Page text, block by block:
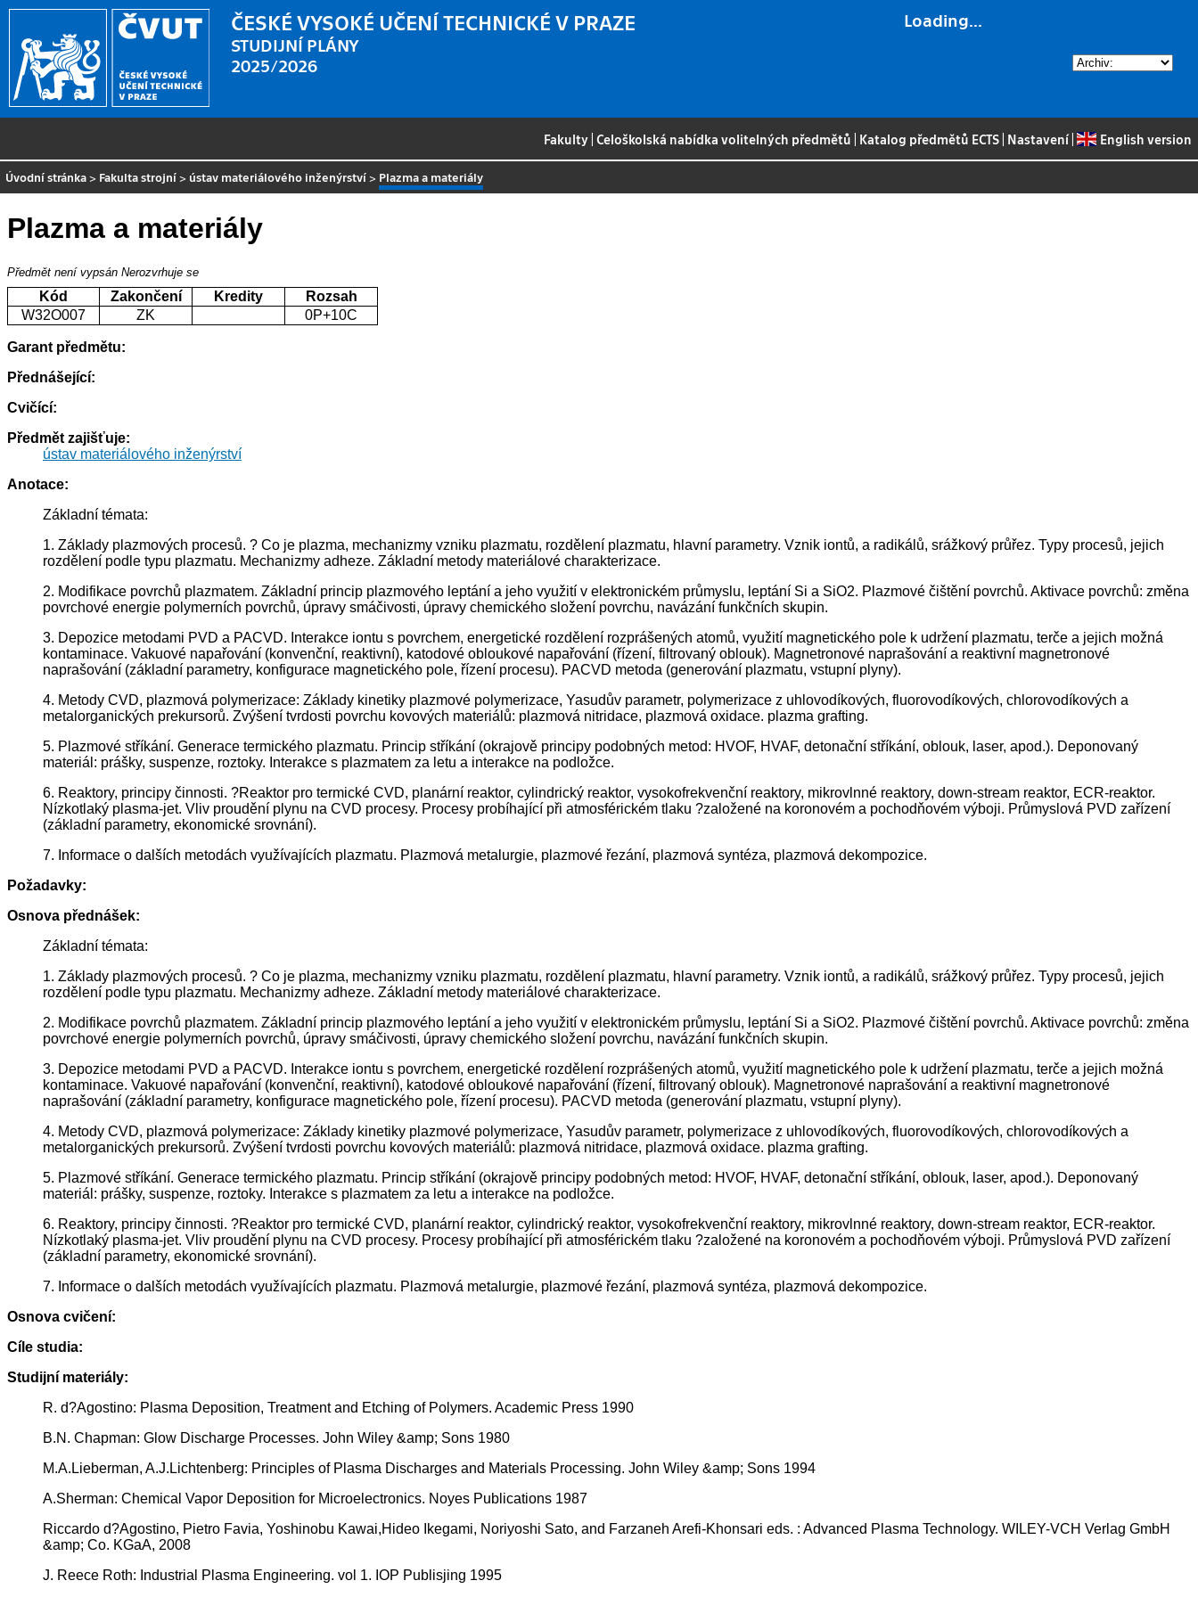
Loading...
ČESKÉ VYSOKÉ UČENÍ TECHNICKÉ V PRAZE
STUDIJNÍ PLÁNY
2025/2026
Fakulty |Celoškolská nabídka volitelných předmětů Katalog předmětů ECTS Nastavení| English version
Úvodní stránka > Fakulta strojní > ústav materiálového inženýrství > Plazma a materiály
Plazma a materiály
Předmět není vypsán Nerozvrhuje se
Kód Zakončení Kredity
Rozsah
W32O007
ZK 0P+10C
Garant předmětu:
Přednášející:
Cvičící:
Předmět zajišťuje:
ústav materiálového inženýrství
Anotace:
Základní témata:
1. Základy plazmových procesů. ? Co je plazma, mechanizmy vzniku plazmatu, rozdělení plazmatu, hlavní parametry. Vznik iontů, a radikálů, srážkový průřez. Typy procesů, jejich
rozdělení podle typu plazmatu. Mechanizmy adheze. Základní metody materiálové charakterizace.
2. Modifikace povrchů plazmatem. Základní princip plazmového leptání a jeho využití v elektronickém průmyslu, leptání Si a SiO2. Plazmové čištění povrchů. Aktivace povrchů: změna
povrchové energie polymerních povrchů, úpravy smáčivosti, úpravy chemického složení povrchu, navázání funkčních skupin.
3. Depozice metodami PVD a PACVD. Interakce iontu s povrchem, energetické rozdělení rozprášených atomů, využití magnetického pole k udržení plazmatu, terče a jejich možná
kontaminace. Vakuové napařování (konvenční, reaktivní), katodové obloukové napařování (řízení, filtrovaný oblouk). Magnetronové naprašování a reaktivní magnetronové
naprašování (základní parametry, konfigurace magnetického pole, řízení procesu). PACVD metoda (generování plazmatu, vstupní plyny).
4. Metody CVD, plazmová polymerizace: Základy kinetiky plazmové polymerizace, Yasudův parametr, polymerizace z uhlovodíkových, fluorovodíkových, chlorovodíkových a
metalorganických prekursorů. Zvýšení tvrdosti povrchu kovových materiálů: plazmová nitridace, plazmová oxidace. plazma grafting.
5. Plazmové stříkání. Generace termického plazmatu. Princip stříkání (okrajově principy podobných metod: HVOF, HVAF, detonační stříkání, oblouk, laser, apod.). Deponovaný
materiál: prášky, suspenze, roztoky. Interakce s plazmatem za letu a interakce na podložce.
6. Reaktory, principy činnosti. ?Reaktor pro termické CVD, planární reaktor, cylindrický reaktor, vysokofrekvenční reaktory, mikrovlnné reaktory, down-stream reaktor, ECR-reaktor.
Nízkotlaký plasma-jet. Vliv proudění plynu na CVD procesy. Procesy probíhající při atmosférickém tlaku ?založené na koronovém a pochodňovém výboji. Průmyslová PVD zařízení
(základní parametry, ekonomické srovnání).
7. Informace o dalších metodách využívajících plazmatu. Plazmová metalurgie, plazmové řezání, plazmová syntéza, plazmová dekompozice.
Požadavky:
Osnova přednášek:
Základní témata:
1. Základy plazmových procesů. ? Co je plazma, mechanizmy vzniku plazmatu, rozdělení plazmatu, hlavní parametry. Vznik iontů, a radikálů, srážkový průřez. Typy procesů, jejich
rozdělení podle typu plazmatu. Mechanizmy adheze. Základní metody materiálové charakterizace.
2. Modifikace povrchů plazmatem. Základní princip plazmového leptání a jeho využití v elektronickém průmyslu, leptání Si a SiO2. Plazmové čištění povrchů. Aktivace povrchů: změna
povrchové energie polymerních povrchů, úpravy smáčivosti, úpravy chemického složení povrchu, navázání funkčních skupin.
3. Depozice metodami PVD a PACVD. Interakce iontu s povrchem, energetické rozdělení rozprášených atomů, využití magnetického pole k udržení plazmatu, terče a jejich možná
kontaminace. Vakuové napařování (konvenční, reaktivní), katodové obloukové napařování (řízení, filtrovaný oblouk). Magnetronové naprašování a reaktivní magnetronové
naprašování (základní parametry, konfigurace magnetického pole, řízení procesu). PACVD metoda (generování plazmatu, vstupní plyny).
4. Metody CVD, plazmová polymerizace: Základy kinetiky plazmové polymerizace, Yasudův parametr, polymerizace z uhlovodíkových, fluorovodíkových, chlorovodíkových a
metalorganických prekursorů. Zvýšení tvrdosti povrchu kovových materiálů: plazmová nitridace, plazmová oxidace. plazma grafting.
5. Plazmové stříkání. Generace termického plazmatu. Princip stříkání (okrajově principy podobných metod: HVOF, HVAF, detonační stříkání, oblouk, laser, apod.). Deponovaný
materiál: prášky, suspenze, roztoky. Interakce s plazmatem za letu a interakce na podložce.
6. Reaktory, principy činnosti. ?Reaktor pro termické CVD, planární reaktor, cylindrický reaktor, vysokofrekvenční reaktory, mikrovlnné reaktory, down-stream reaktor, ECR-reaktor.
Nízkotlaký plasma-jet. Vliv proudění plynu na CVD procesy. Procesy probíhající při atmosférickém tlaku ?založené na koronovém a pochodňovém výboji. Průmyslová PVD zařízení
(základní parametry, ekonomické srovnání).
7. Informace o dalších metodách využívajících plazmatu. Plazmová metalurgie, plazmové řezání, plazmová syntéza, plazmová dekompozice.
Osnova cvičení:
Cíle studia:
Studijní materiály:
R. d?Agostino: Plasma Deposition, Treatment and Etching of Polymers. Academic Press 1990
B.N. Chapman: Glow Discharge Processes. John Wiley &amp; Sons 1980
M.A.Lieberman, A.J.Lichtenberg: Principles of Plasma Discharges and Materials Processing. John Wiley &amp; Sons 1994
A.Sherman: Chemical Vapor Deposition for Microelectronics. Noyes Publications 1987
Riccardo d?Agostino, Pietro Favia, Yoshinobu Kawai,Hideo Ikegami, Noriyoshi Sato, and Farzaneh Arefi-Khonsari eds. : Advanced Plasma Technology. WILEY-VCH Verlag GmbH
&amp; Co. KGaA, 2008
J. Reece Roth: Industrial Plasma Engineering. vol 1. IOP Publisjing 1995